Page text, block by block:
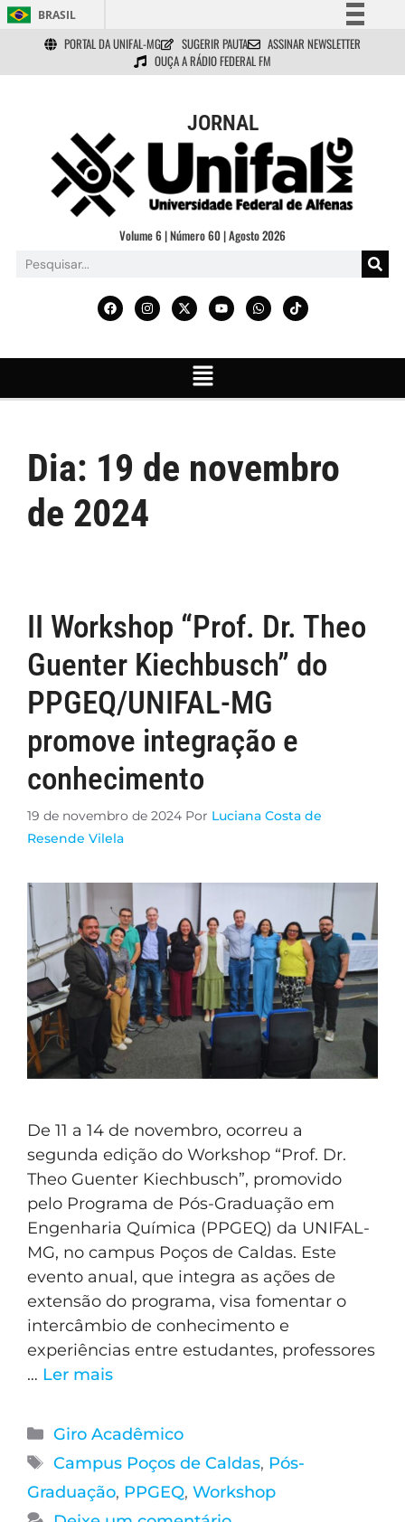
BRASIL
Simplifique!
Comunica BR
Acesso à informação
Legislação
Canais
PORTAL DA UNIFAL-MG SUGERIR PAUTA
ASSINAR NEWSLETTER
OUÇA A RÁDIO FEDERAL FM
JORNAL
Volume 6 | Número 60 | Agosto 2026
Dia: 19 de novembro
de 2024
II Workshop “Prof. Dr. Theo
Guenter Kiechbusch” do
PPGEQ/UNIFAL-MG
promove integração e
conhecimento
19 de novembro de 2024 Por Luciana Costa de
Resende Vilela
De 11 a 14 de novembro, ocorreu a
segunda edição do Workshop “Prof. Dr.
Theo Guenter Kiechbusch”, promovido
pelo Programa de Pós-Graduação em
Engenharia Química (PPGEQ) da UNIFAL-
MG, no campus Poços de Caldas. Este
evento anual, que integra as ações de
extensão do programa, visa fomentar o
intercâmbio de conhecimento e
experiências entre estudantes, professores
… Ler mais
Giro Acadêmico
Campus Poços de Caldas, Pós-
Graduação, PPGEQ, Workshop